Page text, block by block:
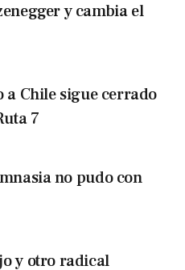
y cambia el
a Chile sigue cerrado
7
no pudo con
y otro radical